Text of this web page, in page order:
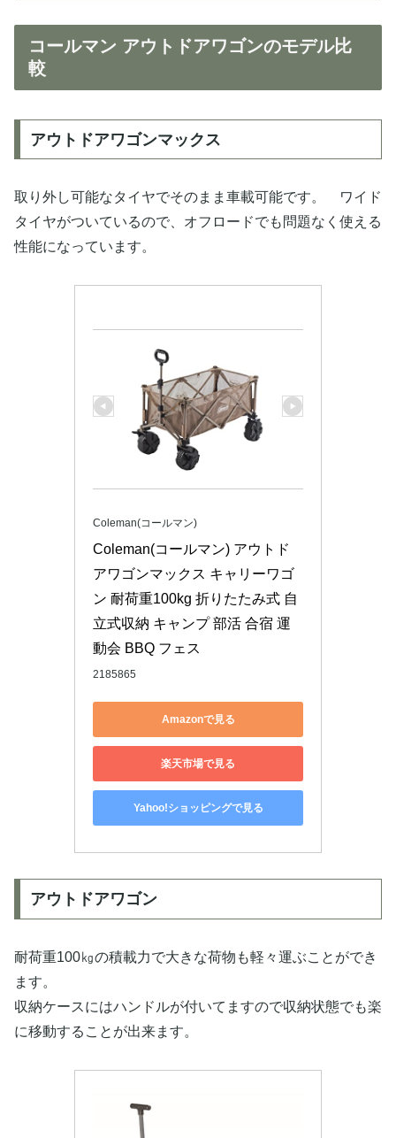
コールマン アウトドアワゴンのモデル比
較
アウトドアワゴンマックス
取り外し可能なタイヤでそのまま車載可能です。 ワイド
タイヤがついているので、オフロードでも問題なく使える
性能になっています。
Coleman(コールマン)
Coleman(コールマン) アウトド
アワゴンマックス キャリーワゴ
ン 耐荷重100kg 折りたたみ式 自
立式収納 キャンプ 部活 合宿 運
動会 BBQ フェス
2185865
Amazonで見る
楽天市場で見る
Yahoo!ショッピングで見る
アウトドアワゴン
耐荷重100㎏の積載力で大きな荷物も軽々運ぶことができ
ます。
収納ケースにはハンドルが付いてますので収納状態でも楽
に移動することが出来ます。